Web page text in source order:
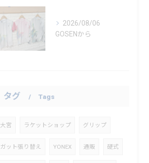
2026/08/06
GOSENから
タグ Tags
大宮 ラケットショップ グリップ
ガット張り替え YONEX 通販 硬式